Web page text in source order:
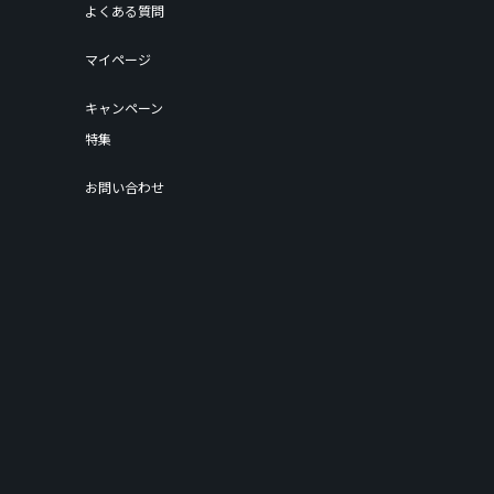
よくある質問
マイページ
キャンペーン
特集
お問い合わせ